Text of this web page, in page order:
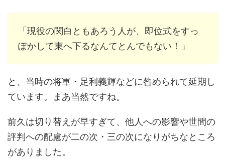
「現役の関白ともあろう人が、即位式をすっ
ぽかして東へ下るなんてとんでもない！」
と、当時の将軍・足利義輝などに咎められて延期し
ています。まあ当然ですね。
前久は切り替えが早すぎて、他人への影響や世間の
評判への配慮が二の次・三の次になりがちなところ
がありました。